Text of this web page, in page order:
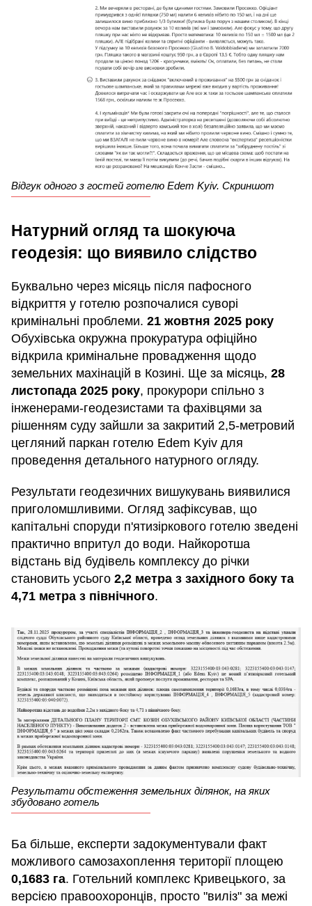
Відгук одного з гостей готелю Edem Kyiv. Скриншот
Натурний огляд та шокуюча
геодезія: що виявило слідство
Буквально через місяць після пафосного
відкриття у готелю розпочалися суворі
кримінальні проблеми. 21 жовтня 2025 року
Обухівська окружна прокуратура офіційно
відкрила кримінальне провадження щодо
земельних махінацій в Козині. Ще за місяць, 28
листопада 2025 року, прокурори спільно з
інженерами-геодезистами та фахівцями за
рішенням суду зайшли за закритий 2,5-метровий
цегляний паркан готелю Edem Kyiv для
проведення детального натурного огляду.
Результати геодезичних вишукувань виявилися
приголомшливими. Огляд зафіксував, що
капітальні споруди п'ятизіркового готелю зведені
практично впритул до води. Найкоротша
відстань від будівель комплексу до річки
становить усього 2,2 метра з західного боку та
4,71 метра з північного.
Результати обстеження земельних ділянок, на яких
збудовано готель
Ба більше, експерти задокументували факт
можливого самозахоплення території площею
0,1683 га. Готельний комплекс Кривецького, за
версією правоохоронців, просто "виліз" за межі